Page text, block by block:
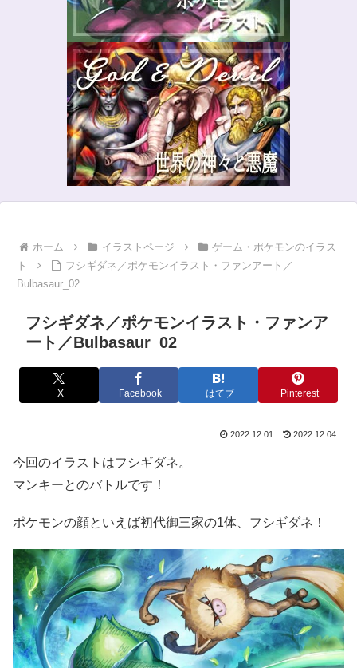
ホーム イラストページ
ゲーム・ポケモンのイラス
ト
フシギダネ／ポケモンイラスト・ファンアート／
Bulbasaur_02
フシギダネ／ポケモンイラスト・ファンア
ート／Bulbasaur_02
X Facebook はてブ Pinterest
2022.12.01 2022.12.04
今回のイラストはフシギダネ。
マンキーとのバトルです！
ポケモンの顔といえば初代御三家の1体、フシギダネ！